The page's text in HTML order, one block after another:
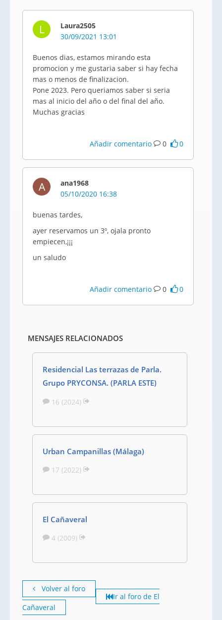
L
Laura2505
30/09/2021 13:01
Buenos dias, estamos mirando esta
promocion y me gustaria saber si hay fecha
mas o menos de finalizacion.
Pone 2023. Pero queriamos saber si seria
mas al inicio del año o del final del año.
Muchas gracias
Añadir comentario 0 0
A
ana1968
05/10/2020 16:38
buenas tardes,
ayer reservamos un 3º, ojala pronto
empiecen,¡¡¡
un saludo
Añadir comentario 0 0
MENSAJES RELACIONADOS
Residencial Las terrazas de Parla.
Grupo PRYCONSA. (PARLA ESTE)
16 (2024)
Urban Campanillas (Málaga)
17 (2022)
El Cañaveral
4 (2009)
Volver al foro
Ir al foro de El
Cañaveral